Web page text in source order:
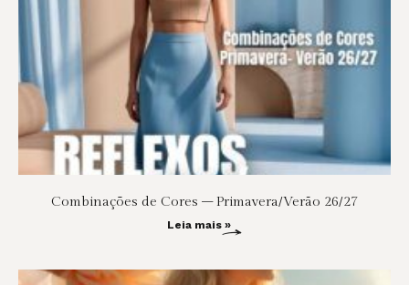
Combinações de Cores – Primavera/Verão 26/27
Leia mais »